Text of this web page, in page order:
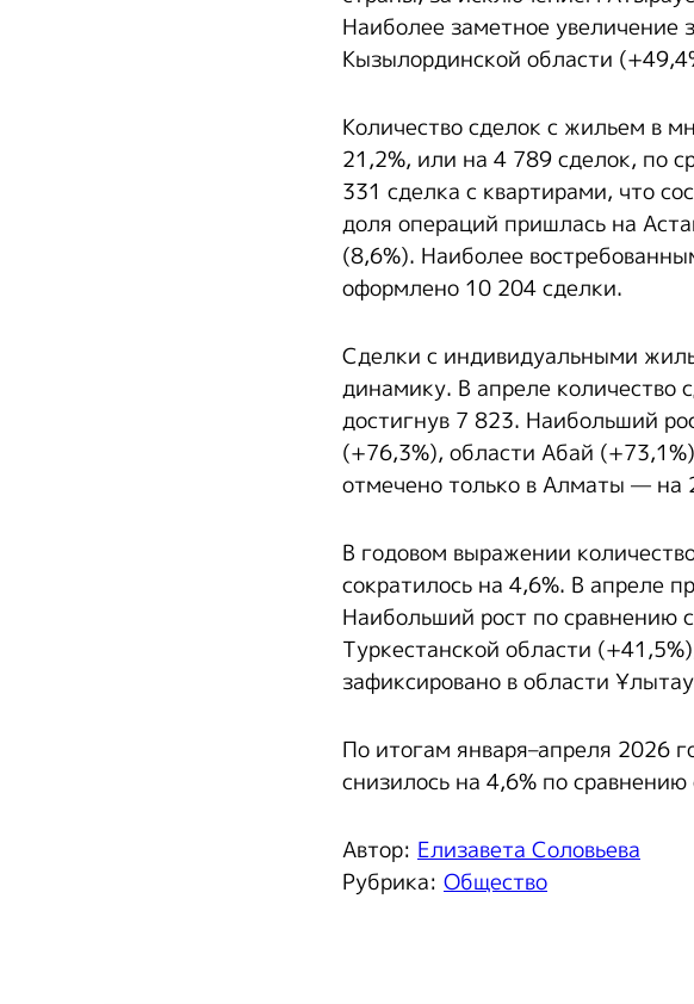
Наиболее заметное увеличение
Кызылординской области
Количество сделок с жильем в
21,2%, или на 4 789 сделок, по
331 сделка с квартирами, что
доля операций пришлась на
(8,6%). Наиболее
оформлено 10 204 сделки.
Сделки с индивидуальными
динамику. В апреле количество
достигнув 7 823. Наибольший
(+76,3%), области Абай
отмечено только в Алматы — на
В годовом выражении
сократилось на 4,6%. В апреле
Наибольший рост по сравнению
Туркестанской области
зафиксировано в области
По итогам января–апреля 2026
снизилось на 4,6% по
Автор: Елизавета Соловьева
Рубрика: Общество